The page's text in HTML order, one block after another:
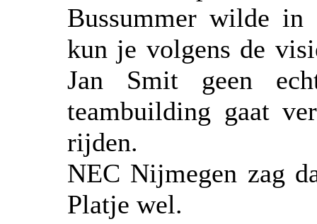
Bussummer wilde
kun je volgens de
Jan Smit geen
teambuilding gaat
rijden.
NEC Nijmegen zag
Platje wel.